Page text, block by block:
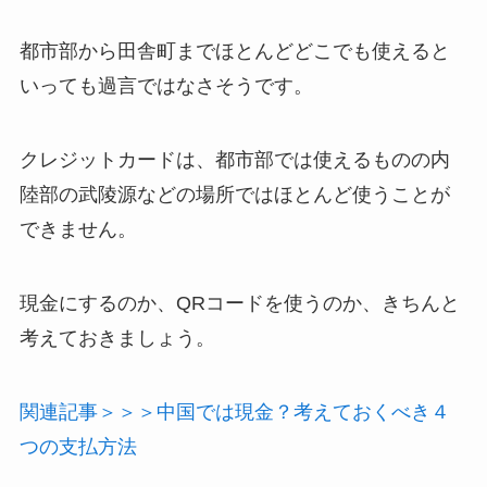
都市部から田舎町までほとんどどこでも使えると
いっても過言ではなさそうです。
クレジットカードは、都市部では使えるものの内
陸部の武陵源などの場所ではほとんど使うことが
できません。
現金にするのか、QRコードを使うのか、きちんと
考えておきましょう。
関連記事＞＞＞中国では現金？考えておくべき４
つの支払方法